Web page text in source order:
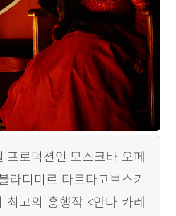
프로덕션인 모스크바 오페
라디미르 타르타코브스키
고의 흥행작 <안나 카레